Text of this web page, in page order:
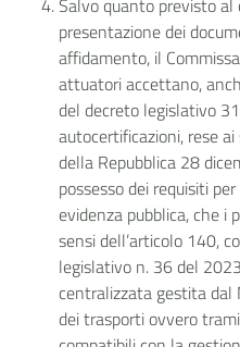
Salvo quanto previsto
presentazione dei
affidamento, il
attuatori accettano,
del decreto legislativo
autocertificazioni, rese
della Repubblica 28
possesso dei requisiti
evidenza pubblica, che i
sensi dell’articolo 140,
legislativo n. 36 del
centralizzata gestita
dei trasporti ovvero